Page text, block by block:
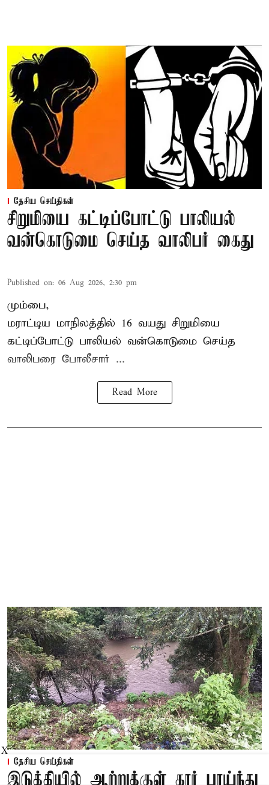
தேசிய செய்திகள்
சிறுமியை கட்டிப்போட்டு பாலியல்
வன்கொடுமை செய்த வாலிபர் கைது
Published on: 06 Aug 2026, 2:30 pm
மும்பை,
மராட்டிய மாநிலத்தில் 16 வயது சிறுமியை
கட்டிப்போட்டு பாலியல் வன்கொடுமை செய்த
வாலிபரை போலீசார் ...
Read More
தேசிய செய்திகள்
இடுக்கியில் ஆற்றுக்குள் கார் பாய்ந்து
X